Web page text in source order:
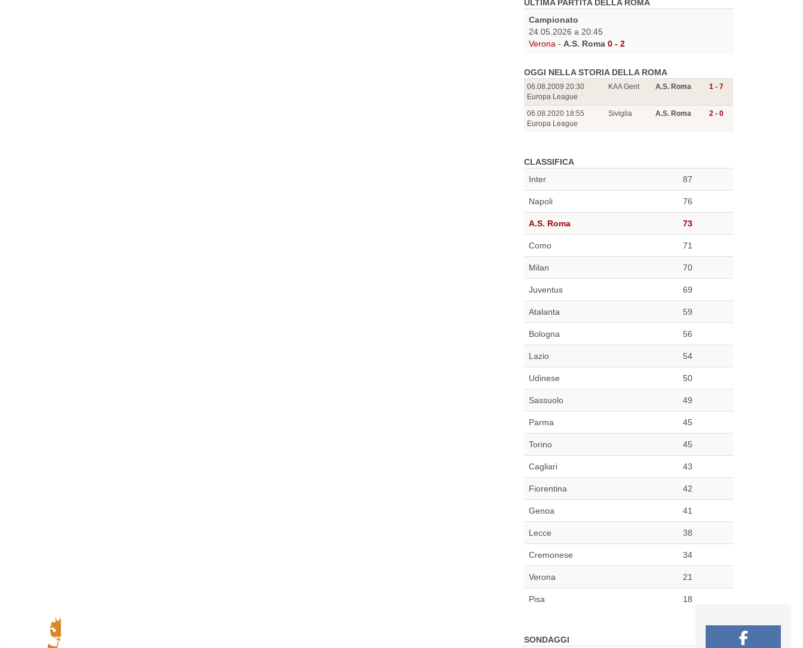
ULTIMA PARTITA DELLA ROMA
Campionato
24.05.2026 a 20:45
Verona - A.S. Roma 0 - 2
OGGI NELLA STORIA DELLA ROMA
06.08.2009 20:30
Europa League
KAA Gent A.S. Roma 1 - 7
06.08.2020 18:55
Europa League
Siviglia A.S. Roma 2 - 0
CLASSIFICA
Inter
87
Napoli 76
A.S. Roma 73
Como 71
Milan 70
Juventus 69
Atalanta 59
Bologna 56
Lazio 54
Udinese 50
Sassuolo 49
Parma 45
Torino 45
Cagliari 43
Fiorentina 42
Genoa 41
Lecce 38
Cremonese 34
Verona 21
Pisa 18
SONDAGGI